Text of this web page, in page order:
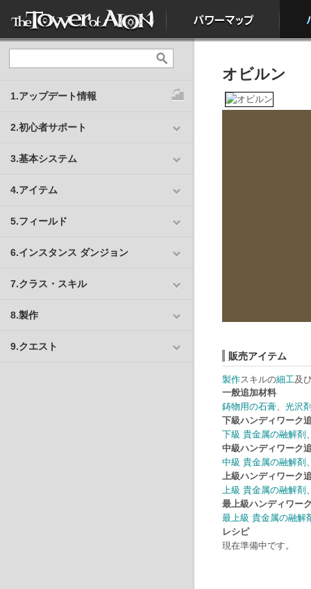
1.アップデート情報
2.初心者サポート
3.基本システム
4.アイテム
5.フィールド
6.インスタンス ダンジョン
7.クラス・スキル
8.製作
9.クエスト
オビルン
販売アイテム
製作スキルの細工及
一般追加材料
鋳物用の石膏、 光沢
下級ハンディワーク
下級 貴金属の融解剤
中級ハンディワーク
中級 貴金属の融解剤
上級ハンディワーク
上級 貴金属の融解剤
最上級ハンディワー
最上級 貴金属の融解
レシピ
現在準備中です。